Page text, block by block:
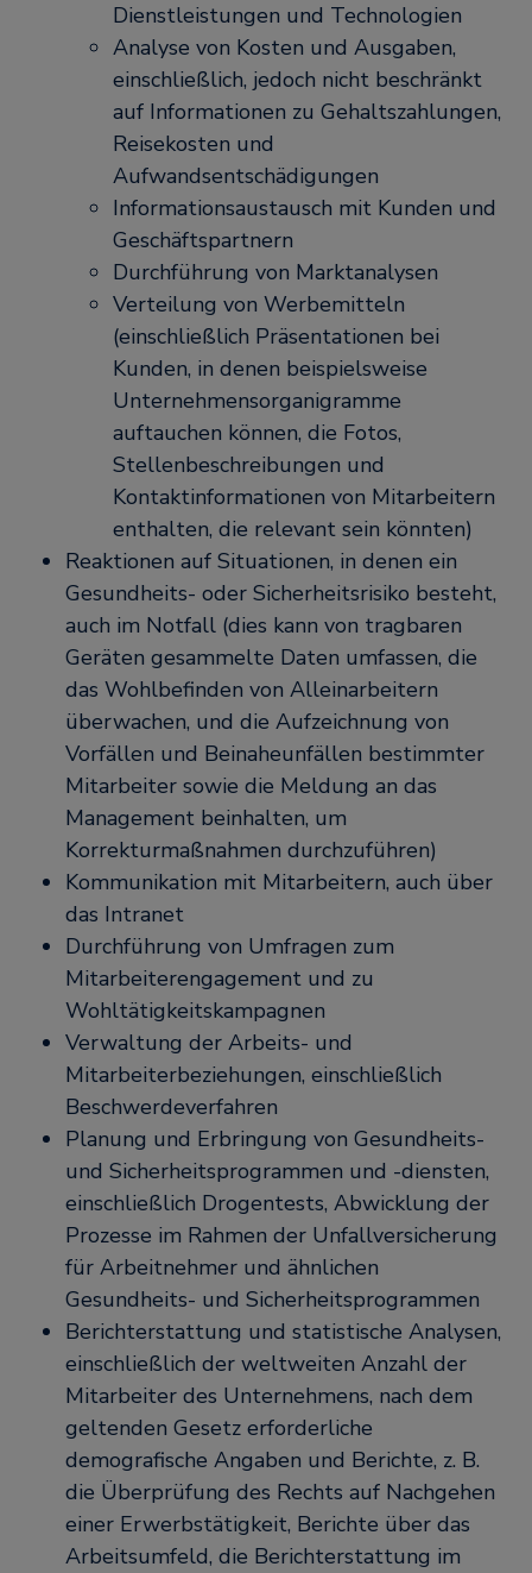
Dienstleistungen und Technologien
Analyse von Kosten und Ausgaben,
einschließlich, jedoch nicht beschränkt
auf Informationen zu Gehaltszahlungen,
Reisekosten und
Aufwandsentschädigungen
Informationsaustausch mit Kunden und
Geschäftspartnern
Durchführung von Marktanalysen
Verteilung von Werbemitteln
(einschließlich Präsentationen bei
Kunden, in denen beispielsweise
Unternehmensorganigramme
auftauchen können, die Fotos,
Stellenbeschreibungen und
Kontaktinformationen von Mitarbeitern
enthalten, die relevant sein könnten)
Reaktionen auf Situationen, in denen ein
Gesundheits- oder Sicherheitsrisiko besteht,
auch im Notfall (dies kann von tragbaren
Geräten gesammelte Daten umfassen, die
das Wohlbefinden von Alleinarbeitern
überwachen, und die Aufzeichnung von
Vorfällen und Beinaheunfällen bestimmter
Mitarbeiter sowie die Meldung an das
Management beinhalten, um
Korrekturmaßnahmen durchzuführen)
Kommunikation mit Mitarbeitern, auch über
das Intranet
Durchführung von Umfragen zum
Mitarbeiterengagement und zu
Wohltätigkeitskampagnen
Verwaltung der Arbeits- und
Mitarbeiterbeziehungen, einschließlich
Beschwerdeverfahren
Planung und Erbringung von Gesundheits-
und Sicherheitsprogrammen und -diensten,
einschließlich Drogentests, Abwicklung der
Prozesse im Rahmen der Unfallversicherung
für Arbeitnehmer und ähnlichen
Gesundheits- und Sicherheitsprogrammen
Berichterstattung und statistische Analysen,
einschließlich der weltweiten Anzahl der
Mitarbeiter des Unternehmens, nach dem
geltenden Gesetz erforderliche
demografische Angaben und Berichte, z. B.
die Überprüfung des Rechts auf Nachgehen
einer Erwerbstätigkeit, Berichte über das
Arbeitsumfeld, die Berichterstattung im